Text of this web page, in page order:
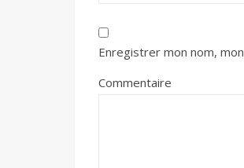
Enregistrer mon nom,
Commentaire